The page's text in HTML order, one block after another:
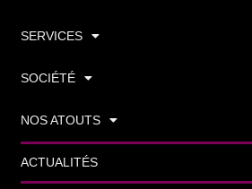
SERVICES
SOCIÉTÉ
NOS ATOUTS
ACTUALITÉS